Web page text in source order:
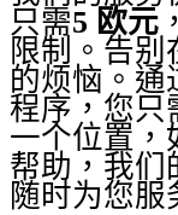
只需5 欧元
限制。告
的烦恼。通
程序，您只
一个位置，
帮助，我们
随时为您服